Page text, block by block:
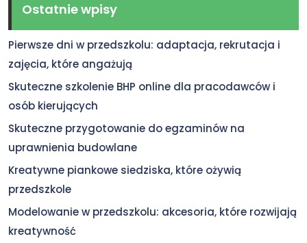
Ostatnie wpisy
Pierwsze dni w przedszkolu: adaptacja, rekrutacja i
zajęcia, które angażują
Skuteczne szkolenie BHP online dla pracodawców i
osób kierujących
Skuteczne przygotowanie do egzaminów na
uprawnienia budowlane
Kreatywne piankowe siedziska, które ożywią
przedszkole
Modelowanie w przedszkolu: akcesoria, które rozwijają
kreatywność